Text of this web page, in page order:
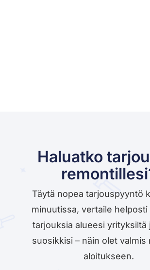
Haluatko
Täytä nopea tarjouspyyntö
minuutissa, vertaile helposti
tarjouksia alueesi yrityksiltä
suosikkisi – näin olet valmis
aloitukseen.